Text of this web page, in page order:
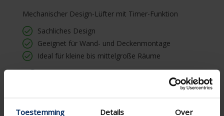
Toestemming Details Over
Mechanischer Design-Lüfter mit Timer-Funktion
Sachliches Design
Geeignet für Wand- und Deckenmontage
Ideal für kleine bis mittelgroße Räume